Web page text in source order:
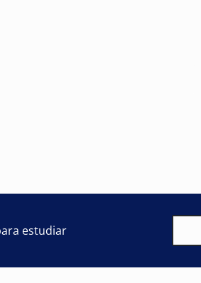
estudiar